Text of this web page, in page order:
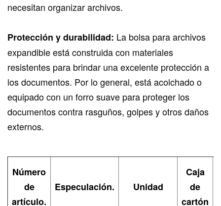
necesitan organizar archivos.
Protección y durabilidad: La bolsa para archivos
expandible está construida con materiales
resistentes para brindar una excelente protección a
los documentos. Por lo general, está acolchado o
equipado con un forro suave para proteger los
documentos contra rasguños, golpes y otros daños
externos.
Número
de
artículo.
Especulación. Unidad
Caja
de
cartón